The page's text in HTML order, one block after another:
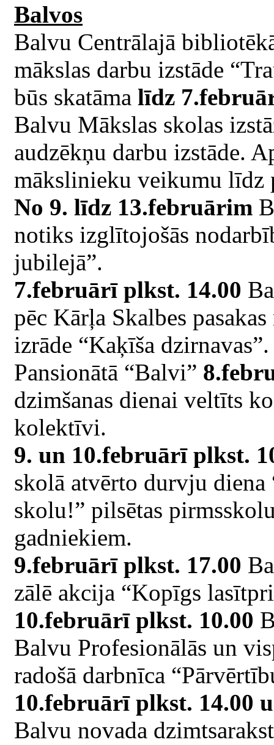
Balvos
Balvu Centrālajā
mākslas darbu izstāde
būs skatāma līdz
Balvu Mākslas skolas
audzēkņu darbu izstāde.
mākslinieku veikumu līdz
No 9. līdz 13.februārim
notiks izglītojošās
jubilejā”.
7.februārī plkst. 14.00
pēc Kārļa Skalbes
izrāde “Kaķīša
Pansionātā “Balvi”
dzimšanas dienai veltīts
kolektīvi.
9. un 10.februārī plkst.
skolā atvērto durvju
skolu!” pilsētas
gadniekiem.
9.februārī plkst. 17.00
zālē akcija “Kopīgs
10.februārī plkst. 10.00
Balvu Profesionālās un
radošā darbnīca
10.februārī plkst. 14.00
Balvu novada